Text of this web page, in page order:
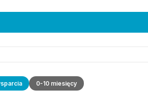
0-10 miesięcy